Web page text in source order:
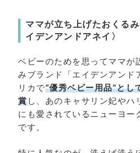
ママが立ち上げたおくる
イデンアンドアネイ〉
ベビーのためを思ってママが
みブランド「エイデンアンド
リカで“優秀ベビー用品”とし
賞し、あのキャサリン妃やハ
にも愛されているニューヨー
です。